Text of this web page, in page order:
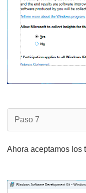
Paso 7
Ahora aceptamos los